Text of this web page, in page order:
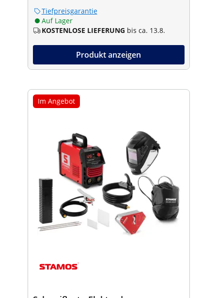
Tiefpreisgarantie
Auf Lager
KOSTENLOSE LIEFERUNG bis ca. 13.8.
Produkt anzeigen
Im Angebot